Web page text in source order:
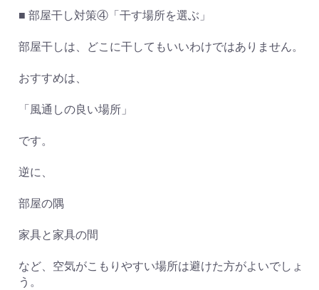
■ 部屋干し対策④「干す場所を選ぶ」
部屋干しは、どこに干してもいいわけではありません。
おすすめは、
「風通しの良い場所」
です。
逆に、
部屋の隅
家具と家具の間
など、空気がこもりやすい場所は避けた方がよいでしょ
う。